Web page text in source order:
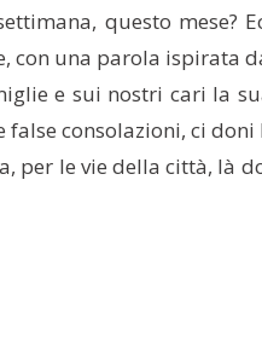
questo mese?
una parola ispirata
e sui nostri cari la
consolazioni, ci
per le vie della città,